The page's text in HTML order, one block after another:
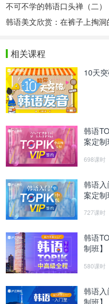
不可不学的韩语口头禅（二）
韩语美文欣赏：在裤子上掏洞
相关课程
10天
韩语
案定制
698课时
韩语
案定制
727课时
韩语
制班】
580课时
韩语
制班】